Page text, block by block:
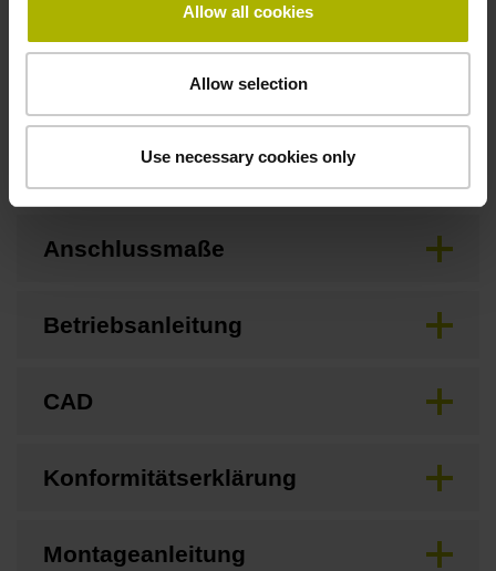
Allow all cookies
Allow selection
Use necessary cookies only
Downloads / CAD / Montage
Anschlussmaße
Betriebsanleitung
CAD
Konformitätserklärung
Montageanleitung